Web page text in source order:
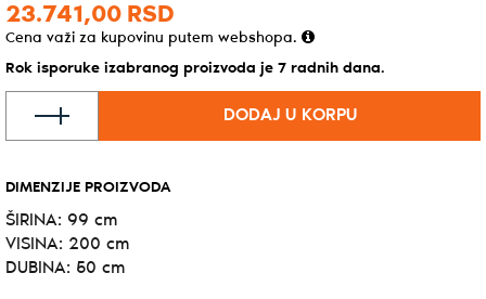
23.741,00 RSD
Cena važi za kupovinu putem webshopa.
Rok isporuke izabranog proizvoda je 7 radnih dana.
DODAJ U KORPU
DIMENZIJE PROIZVODA
ŠIRINA: 99 cm
VISINA: 200 cm
DUBINA: 50 cm